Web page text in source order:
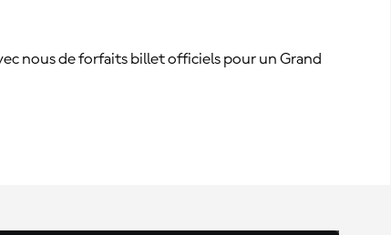
nous de forfaits billet officiels pour un Grand